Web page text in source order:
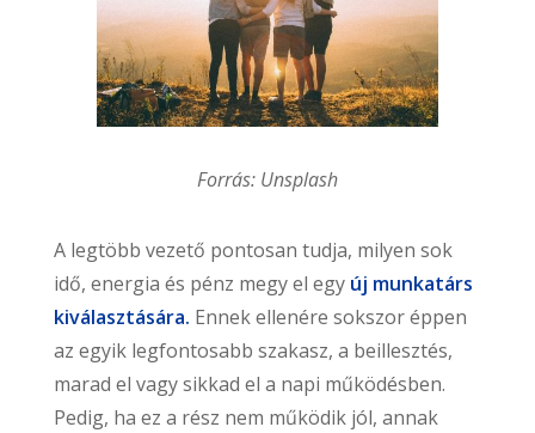
Forrás: Unsplash
A legtöbb vezető pontosan tudja, milyen sok
idő, energia és pénz megy el egy új munkatárs
kiválasztására. Ennek ellenére sokszor éppen
az egyik legfontosabb szakasz, a beillesztés,
marad el vagy sikkad el a napi működésben.
Pedig, ha ez a rész nem működik jól, annak